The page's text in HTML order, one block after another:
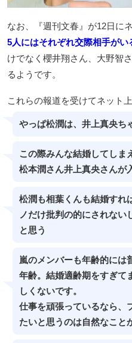
なお、『週刊文春』が12日に
5人にはそれぞれ交際相手がい
けでなく櫻井翔さん、大野智
るようです。
これらの報道を受けてネット上
やっぱ松潤は、井上真央ち
この際みんな結婚してしま
松本潤さん井上真央さんが
松潤も相葉くんも結婚すれ
ノだけ批判の的にされない
と思う
嵐のメンバーも年齢的には
年齢。結婚適齢期をすぎて
しくないです。
仕事を頑張っているなら、
たいと思うのは自然なこと